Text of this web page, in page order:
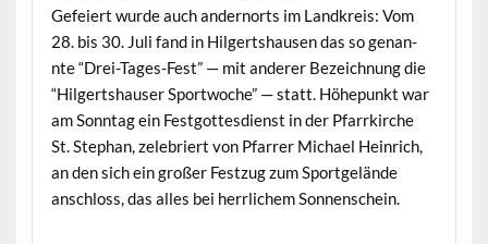
Gefeiert wurde auch ander­norts im Land­kreis: Vom
28. bis 30. Juli fand in Hilgertshausen das so genan­
nte “Drei-Tages-Fest” — mit ander­er Beze­ich­nung die
“Hilgertshauser Sport­woche” — statt. Höhep­unkt war
am Son­ntag ein Fest­gottes­di­enst in der Pfar­rkirche
St. Stephan, zele­bri­ert von Pfar­rer Michael Hein­rich,
an den sich ein großer Festzug zum Sport­gelände
anschloss, das alles bei her­rlichem Sonnenschein.